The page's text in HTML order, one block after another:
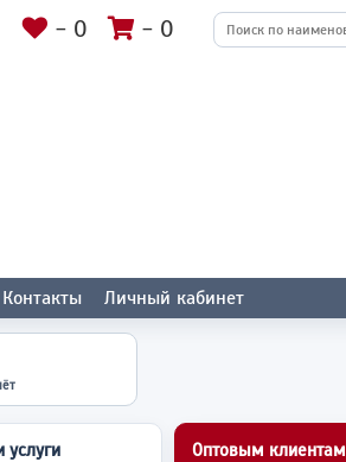
- 0 - 0
Контакты Личный кабинет
услуги Оптовым клиентам